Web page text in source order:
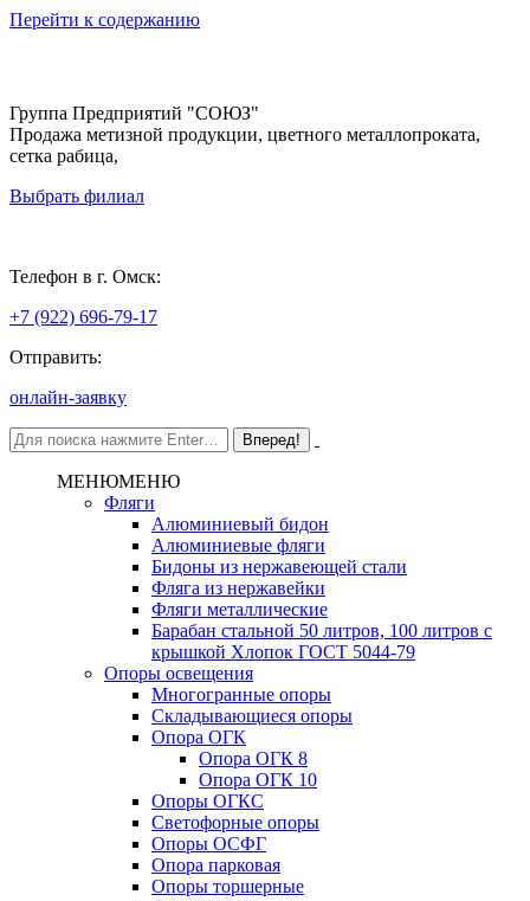
Перейти к содержанию
Группа Предприятий "СОЮЗ"
Продажа метизной продукции, цветного металлопроката,
сетка рабица,
Выбрать филиал
Телефон в г. Омск:
+7 (922) 696-79-17
Отправить:
онлайн-заявку
МЕНЮМЕНЮ
Фляги
Алюминиевый бидон
Алюминиевые фляги
Бидоны из нержавеющей стали
Фляга из нержавейки
Фляги металлические
Барабан стальной 50 литров, 100 литров с
крышкой Хлопок ГОСТ 5044-79
Опоры освещения
Многогранные опоры
Складывающиеся опоры
Опора ОГК
Опора ОГК 8
Опора ОГК 10
Опоры ОГКС
Светофорные опоры
Опоры ОСФГ
Опора парковая
Опоры торшерные